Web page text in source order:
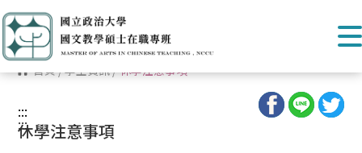
首頁/學生資訊/休學注意事項
:::
:::
休學注意事項